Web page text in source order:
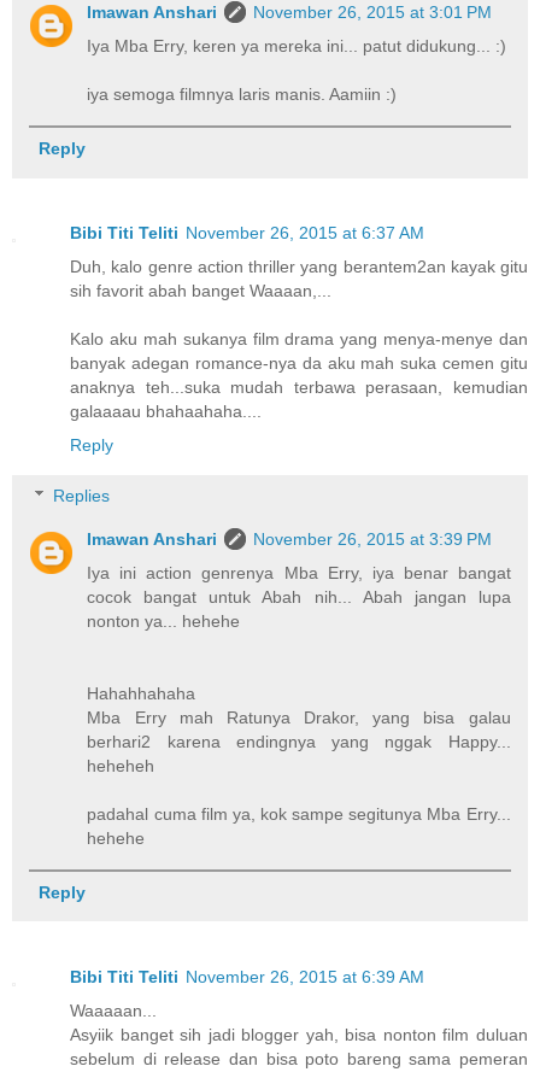
Imawan Anshari
November 26, 2015 at 3:01 PM
Iya Mba Erry, keren ya mereka ini... patut didukung... :)
iya semoga filmnya laris manis. Aamiin :)
Reply
Bibi Titi Teliti November 26, 2015 at 6:37 AM
Duh, kalo genre action thriller yang berantem2an kayak gitu
sih favorit abah banget Waaaan,...
Kalo aku mah sukanya film drama yang menya-menye dan
banyak adegan romance-nya da aku mah suka cemen gitu
anaknya teh...suka mudah terbawa perasaan, kemudian
galaaaau bhahaahaha....
Reply
Replies
Imawan Anshari
November 26, 2015 at 3:39 PM
Iya ini action genrenya Mba Erry, iya benar bangat
cocok bangat untuk Abah nih... Abah jangan lupa
nonton ya... hehehe
Hahahhahaha
Mba Erry mah Ratunya Drakor, yang bisa galau
berhari2 karena endingnya yang nggak Happy...
heheheh
padahal cuma film ya, kok sampe segitunya Mba Erry...
hehehe
Reply
Bibi Titi Teliti November 26, 2015 at 6:39 AM
Waaaaan...
Asyiik banget sih jadi blogger yah, bisa nonton film duluan
sebelum di release dan bisa poto bareng sama pemeran